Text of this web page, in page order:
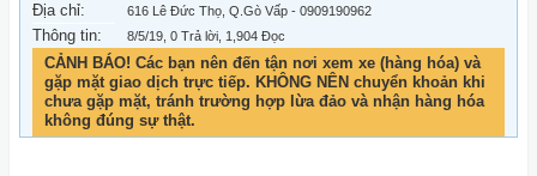
Địa chỉ: 616 Lê Đức Thọ, Q.Gò Vấp - 0909190962
Thông tin: 8/5/19 , 0 Trả lời, 1,904 Đọc
CẢNH BÁO! Các bạn nên đến tận nơi xem xe (hàng hóa) và
gặp mặt giao dịch trực tiếp. KHÔNG NÊN chuyển khoản khi
chưa gặp mặt, tránh trường hợp lừa đảo và nhận hàng hóa
không đúng sự thật.